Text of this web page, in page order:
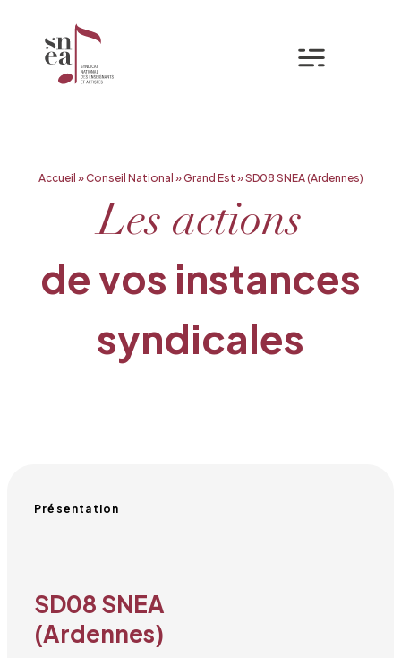
Accueil »Conseil National »Grand Est »SD08 SNEA (Ardennes)
Les actions
de vos instances
syndicales
Présentation
SD08 SNEA
(Ardennes)